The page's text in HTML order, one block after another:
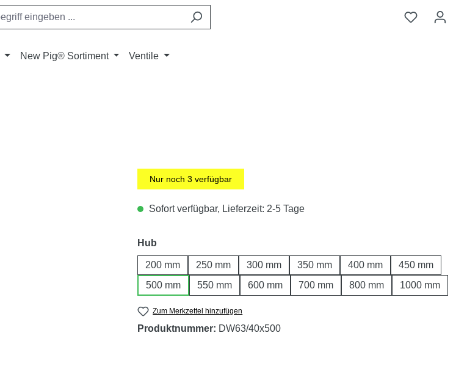
New Pig® Sortiment Ventile
Nur noch 3 verfügbar
Sofort verfügbar, Lieferzeit: 2-5 Tage
Hub
200 mm 250 mm 300 mm 350 mm 400 mm
450 mm
500 mm
550 mm 600 mm 700 mm 800 mm 1000 mm
Zum Merkzettel hinzufügen
Produktnummer: DW63/40x500